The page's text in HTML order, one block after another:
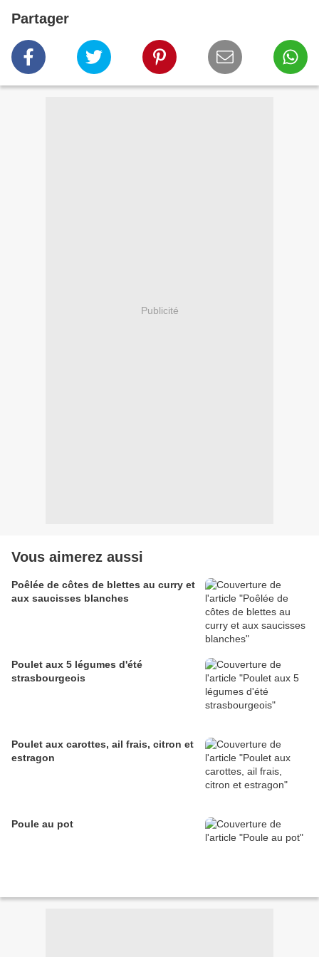
Partager
Publicité
Vous aimerez aussi
Poêlée de côtes de blettes au curry et
aux saucisses blanches
Poulet aux 5 légumes d'été
strasbourgeois
Poulet aux carottes, ail frais, citron et
estragon
Poule au pot